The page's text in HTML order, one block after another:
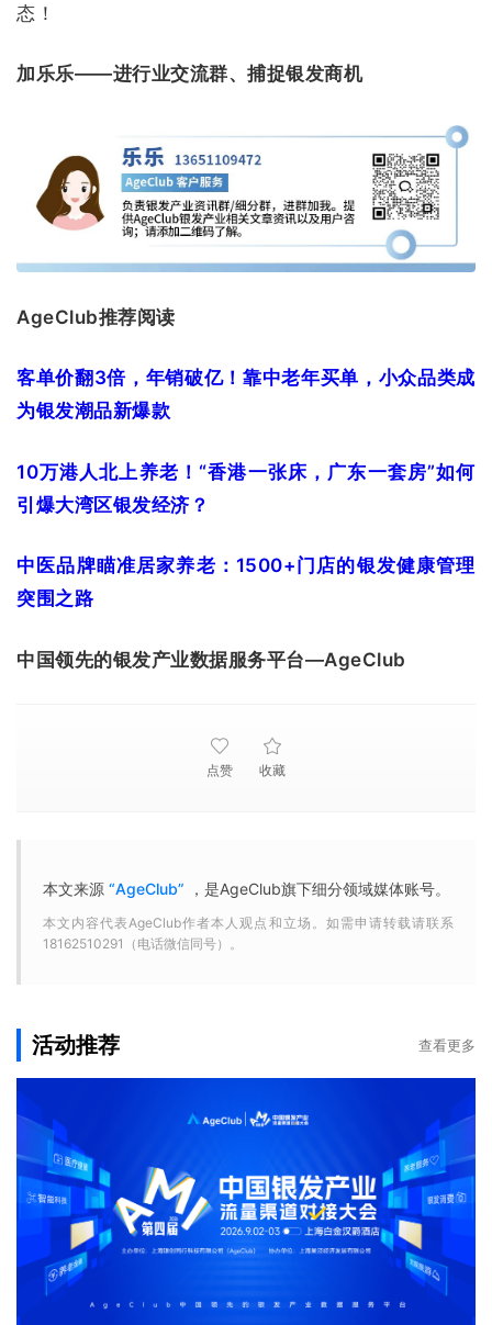
态！
加乐乐——进行业交流群、捕捉银发商机
AgeClub推荐阅读
客单价翻3倍，年销破亿！靠中老年买单，小众品类成
为银发潮品新爆款
10万港人北上养老！“香港一张床，广东一套房”如何
引爆大湾区银发经济？
中医品牌瞄准居家养老：1500+门店的银发健康管理
突围之路
中国领先的银发产业数据服务平台—AgeClub
点赞 收藏
本文来源 “AgeClub” ，是AgeClub旗下细分领域媒体账号。
本文内容代表AgeClub作者本人观点和立场。如需申请转载请联系
18162510291（电话微信同号）。
活动推荐 查看更多